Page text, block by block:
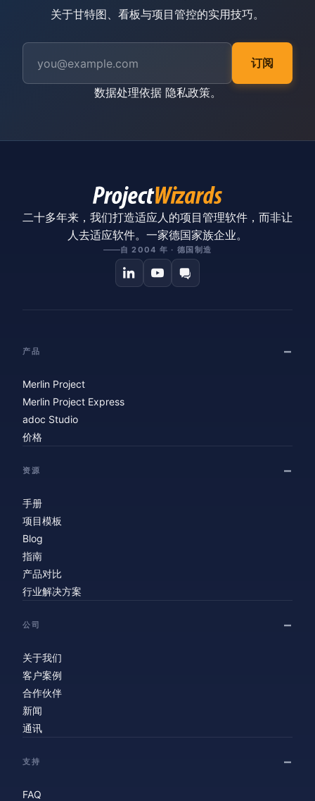
关于甘特图、看板与项目管控的实用技巧。
订阅
数据处理依据 隐私政策。
二十多年来，我们打造适应人的项目管理软件，而非让
人去适应软件。一家德国家族企业。
自 2004 年 · 德国制造
产品
Merlin Project
Merlin Project Express
adoc Studio
价格
资源
手册
项目模板
Blog
指南
产品对比
行业解决方案
公司
关于我们
客户案例
合作伙伴
新闻
通讯
支持
FAQ